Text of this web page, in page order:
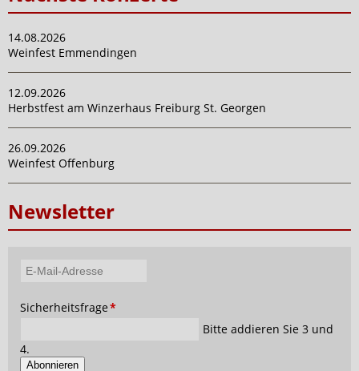
14.08.2026
Weinfest Emmendingen
12.09.2026
Herbstfest am Winzerhaus Freiburg St. Georgen
26.09.2026
Weinfest Offenburg
Newsletter
Adresse
Pflichtfeld
Sicherheitsfrage*
Bitte addieren Sie 3 und
4.
Abonnieren